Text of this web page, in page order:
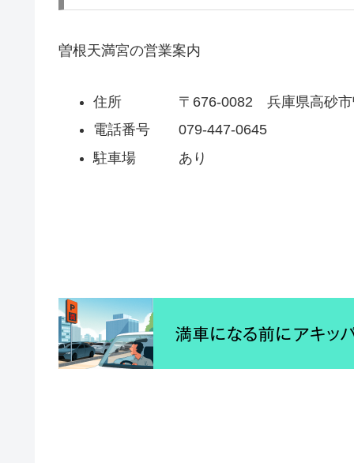
曽根天満宮の営業案内
住所 〒676-0082 兵庫県高砂市曽
電話番号 079-447-0645
駐車場 あり